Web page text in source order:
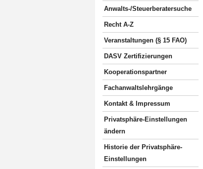
Anwalts-/Steuerberatersuche
Recht A-Z
Veranstaltungen (§ 15 FAO)
DASV Zertifizierungen
Kooperationspartner
Fachanwaltslehrgänge
Kontakt & Impressum
Privatsphäre-Einstellungen
ändern
Historie der Privatsphäre-
Einstellungen